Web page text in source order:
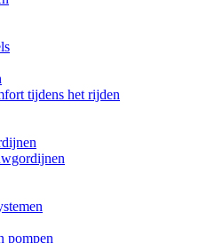
tijdens het rijden
pompen